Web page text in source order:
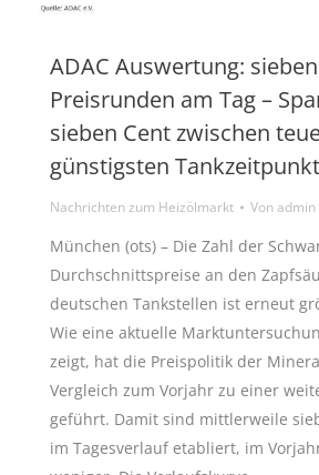
ADAC Auswertung: sieben
Preisrunden am Tag –
sieben Cent zwischen
günstigsten Tankzeitpunkt
Nachrichten zum Heizölmarkt Vonadmin
München (ots) – Die Zahl der
Durchschnittspreise an den
deutschen Tankstellen ist erneut
Wie eine aktuelle
zeigt, hat die Preispolitik der
Vergleich zum Vorjahr zu einer
geführt. Damit sind mittlerweile
im Tagesverlauf etabliert, im